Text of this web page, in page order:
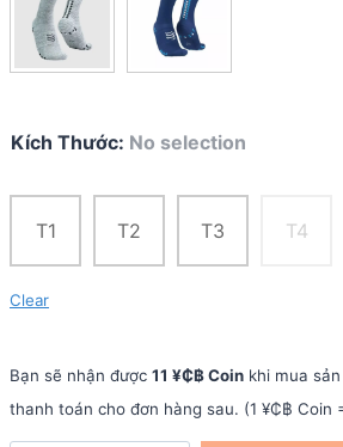
Kích Thước: No selection
T1 T2 T3 T4
Clear
Bạn sẽ nhận được 11 ¥₵฿ Coin khi mua
thanh toán cho đơn hàng sau. (1 ¥₵฿ Coin